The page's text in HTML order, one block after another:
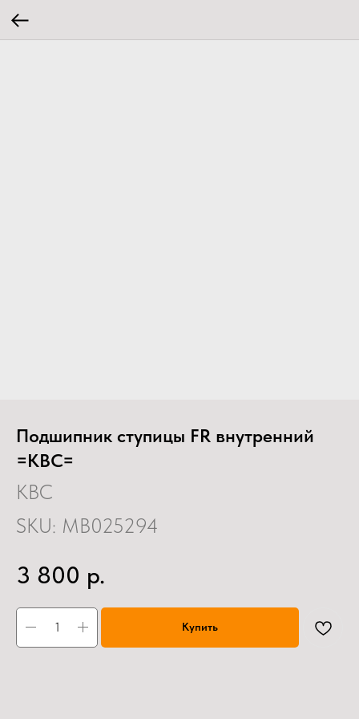
Подшипник ступицы FR внутренний
=KBC=
KBC
SKU: MB025294
3 800 р.
Купить